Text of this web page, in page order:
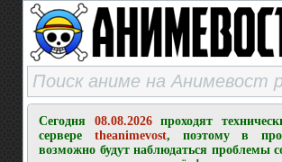
Сегодня 08.08.2026проходят
сервере theanimevost, поэтому в
возможно будут наблюдаться проблемы